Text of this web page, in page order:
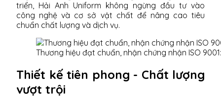
triển, Hải Anh Uniform không ngừng đầu tư vào
công nghệ và cơ sở vật chất để nâng cao tiêu
chuẩn chất lượng và dịch vụ.
Thương hiệu đạt chuẩn, nhận chứng nhận ISO
Thiết kế tiên phong - Chất lượng
vượt trội